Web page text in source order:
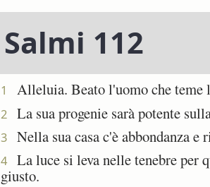
Salmi 112
1 Alleluia. Beato l'uomo che teme
2 La sua progenie sarà potente
3 Nella sua casa c'è abbondanza
4
La luce si leva nelle tenebre per
giusto.